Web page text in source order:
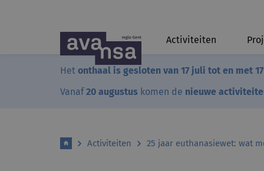
Activiteiten
Het onthaal is gesloten van 17 juli tot en met
Vanaf20 augustus komen de nieuwe
Activiteiten 25 jaar euthanasiewet: wat